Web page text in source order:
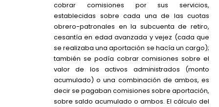
cobrar comisiones por sus servicios,
establecidas sobre cada una de las cuotas
obrero-patronales en la subcuenta de retiro,
cesantía en edad avanzada y vejez (cada que
se realizaba una aportación se hacía un cargo);
también se podía cobrar comisiones sobre el
valor de los activos administrados (monto
acumulado) o una combinación de ambos, es
decir se pagaban comisiones sobre aportación,
sobre saldo acumulado o ambos. El cálculo del